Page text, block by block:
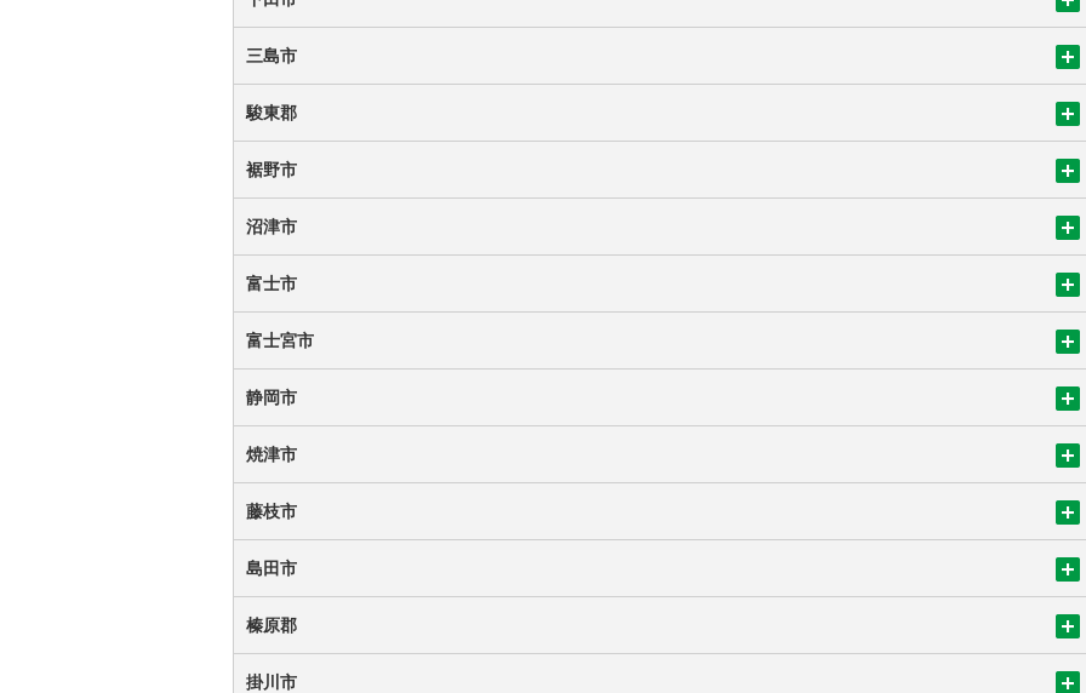
三島市
駿東郡
裾野市
沼津市
富士市
富士宮市
静岡市
焼津市
藤枝市
島田市
榛原郡
掛川市